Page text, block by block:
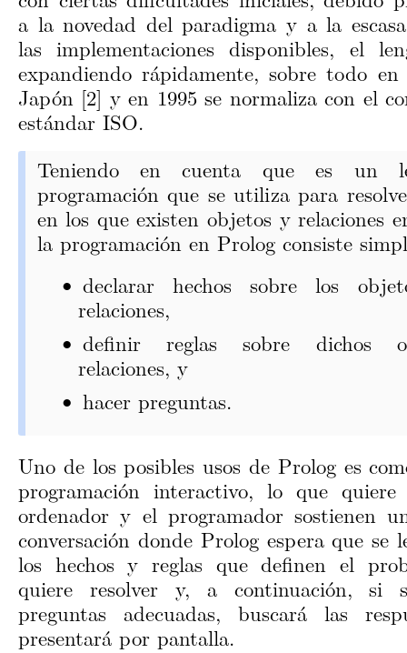
a la novedad del paradigma y a la
las implementaciones disponibles, el
expandiendo rápidamente, sobre todo
Japón [2] y en 1995 se normaliza con el
estándar ISO.
Teniendo en cuenta que es un
programación que se utiliza para
en los que existen objetos y relaciones
la programación en Prolog consiste
declarar hechos sobre los
relaciones,
definir reglas sobre dichos
relaciones, y
hacer preguntas.
Uno de los posibles usos de Prolog es
programación interactivo, lo que
ordenador y el programador sostienen
conversación donde Prolog espera que se
los hechos y reglas que definen el
quiere resolver y, a continuación, si
preguntas adecuadas, buscará las
presentará por pantalla.